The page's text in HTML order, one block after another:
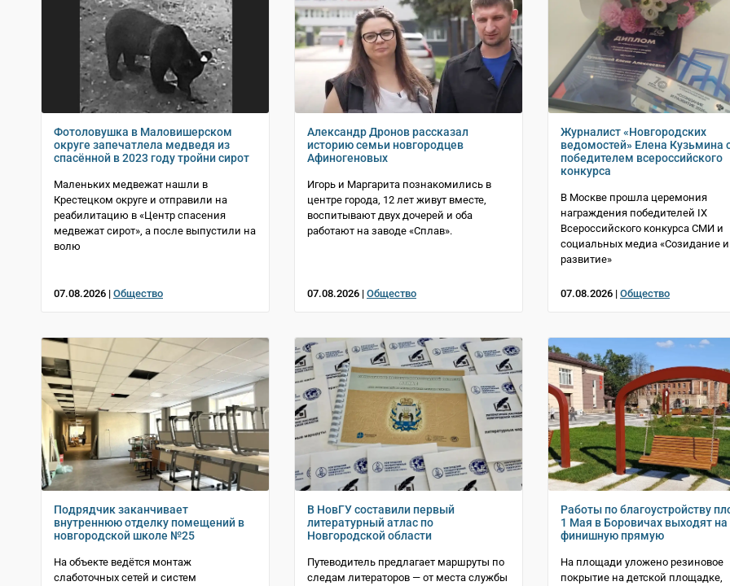
Фотоловушка в Маловишерском
округе запечатлела медведя из
спасённой в 2023 году тройни сирот
Маленьких медвежат нашли в
Крестецком округе и отправили на
реабилитацию в «Центр спасения
медвежат сирот», а после выпустили на
волю
07.08.2026 | Общество
Александр Дронов рассказал
историю семьи новгородцев
Афиногеновых
Игорь и Маргарита познакомились в
центре города, 12 лет живут вместе,
воспитывают двух дочерей и оба
работают на заводе «Сплав».
07.08.2026 | Общество
Журналист «Новгородских
ведомостей» Елена Кузьмина
победителем всероссийского
конкурса
В Москве прошла церемония
награждения победителей IX
Всероссийского конкурса СМИ и
социальных медиа «Созидание и
развитие»
07.08.2026 | Общество
Подрядчик заканчивает
внутреннюю отделку помещений в
новгородской школе №25
На объекте ведётся монтаж
слаботочных сетей и систем
В НовГУ составили первый
литературный атлас по
Новгородской области
Путеводитель предлагает маршруты по
следам литераторов — от места службы
Работы по благоустройству
1 Мая в Боровичах выходят на
финишную прямую
На площади уложено резиновое
покрытие на детской площадке,